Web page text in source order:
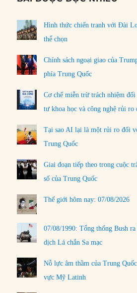
Hình thức chiến tranh với Đài
thể chọn
Chính sách ngoại giao của
phía Trung Quốc
Cơ chế miễn trừ trách nhiệm
tư khoa học và công nghệ rủi ro
Tại sao AI lại là một rủi ro đối
Trung Quốc
Giai đoạn tiếp theo trong cuộc
số của Trung Quốc
Thế giới hôm nay: 07/08/2026
07/08/1990: Tổng thống Bush
dịch Lá chắn Sa mạc
Nỗ lực âm thầm của Trung
vực Mỹ Latinh